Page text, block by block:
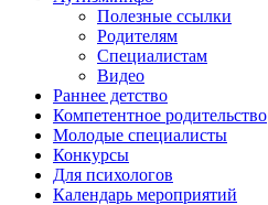
Полезные ссылки
Родителям
Специалистам
Видео
Раннее детство
Компетентное родительство
Молодые специалисты
Конкурсы
Для психологов
Календарь мероприятий